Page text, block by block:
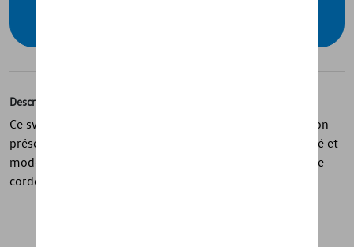
Description
Ce sweat-shirt à capuche pour femmes de la ID. Collection
présente une coupe oversize offrant un style décontracté et
moderne. Il est doté d’un bandeau de cou contrasté et de
cordons personnalisés pour une finition soignée.